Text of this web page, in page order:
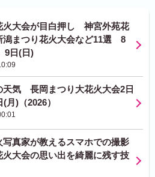
火大会が目白押し 神宮外苑花
潟まつり花火大会など11選 8
9日(日)
天気 長岡まつり大花火大会2日
)（2026）
写真家が教えるスマホでの撮影
大会の思い出を綺麗に残す技